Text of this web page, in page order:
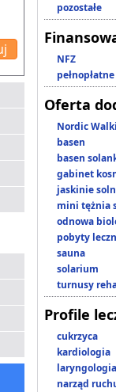
pozostałe
NFZ
pełnopłatne
Oferta
Nordic
basen
basen
gabinet
jaskinie
mini tężnia
odnowa
pobyty
sauna
solarium
turnusy
Profile
cukrzyca
kardiologia
laryngologia
narząd